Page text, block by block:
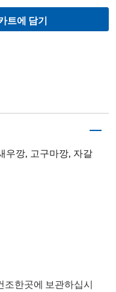
트에 담기
우깡, 고구마깡, 자갈
조한곳에 보관하십시